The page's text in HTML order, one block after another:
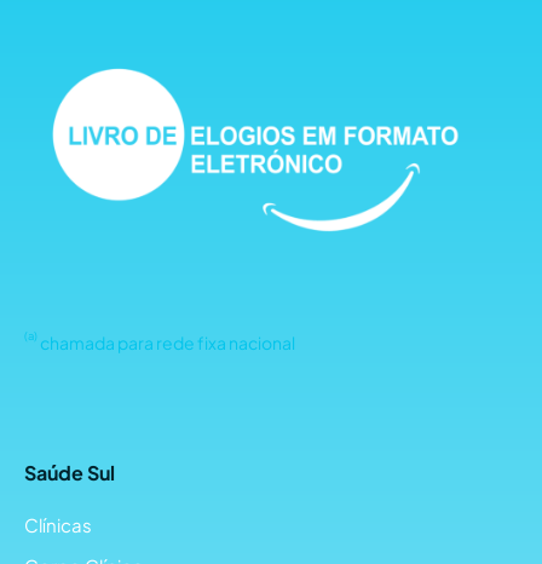
(a) chamada para rede fixa nacional
Saúde Sul
Clínicas